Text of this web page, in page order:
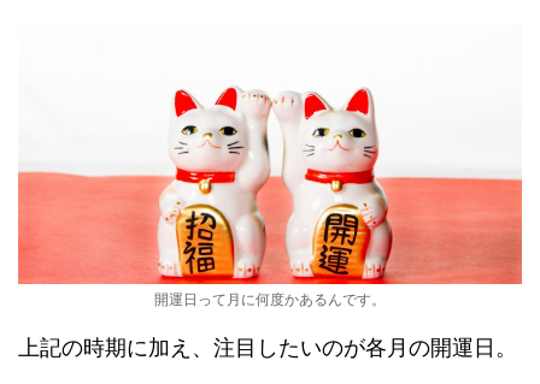
開運日って月に何度かあるんです。
上記の時期に加え、注目したいのが各月の開運日。